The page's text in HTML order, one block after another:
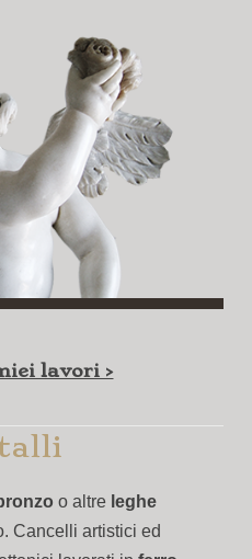
lavori >
o altre leghe
Cancelli artistici ed